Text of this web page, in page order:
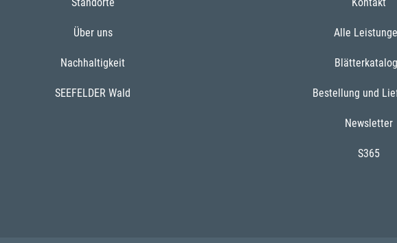
Standorte
Über uns
Nachhaltigkeit
SEEFELDER Wald
Kontakt
Alle
Bestellung und
Newsletter
S365